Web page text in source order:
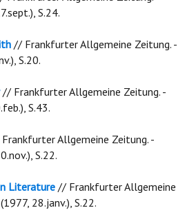
S.24.
// Frankfurter Allgemeine Zeitung. -
S.20.
// Frankfurter Allgemeine Zeitung. -
S.43.
Allgemeine Zeitung. -
S.22.
Literature // Frankfurter Allgemeine
28.janv.), S.22.